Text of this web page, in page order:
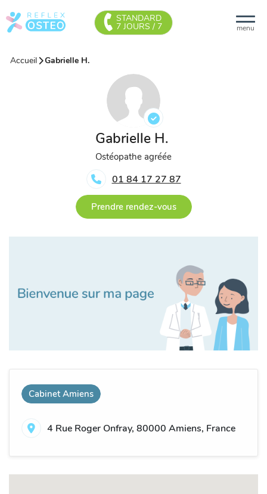
menu
STANDARD
7 JOURS / 7
Accueil Gabrielle H.
Gabrielle H.
Ostéopathe agréée
01 84 17 27 87
Prendre rendez-vous
Cabinet Amiens
4 Rue Roger Onfray, 80000 Amiens, France